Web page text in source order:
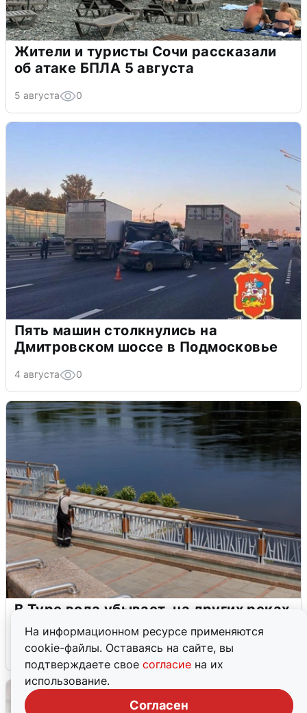
На информационном ресурсе применяются
cookie-файлы. Оставаясь на сайте, вы
подтверждаете свое согласие на их
использование.
Согласен
Жители и туристы Сочи рассказали
об атаке БПЛА 5 августа
5 августа 0
Пять машин столкнулись на
Дмитровском шоссе в Подмосковье
4 августа 0
В Туре вода убывает, на других реках
области прибывает
4 августа 0